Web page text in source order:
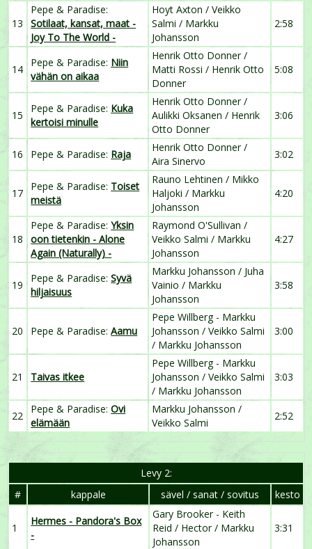
13
Pepe & Paradise:
Sotilaat, kansat, maat -
Joy To The World -
Hoyt Axton / Veikko
Salmi / Markku
Johansson
2:58
14
Pepe & Paradise: Niin
vähän on aikaa
Henrik Otto Donner /
Matti Rossi / Henrik Otto
Donner
5:08
15
Pepe & Paradise: Kuka
kertoisi minulle
Henrik Otto Donner /
Aulikki Oksanen / Henrik
Otto Donner
3:06
16 Pepe & Paradise: Raja
Henrik Otto Donner /
Aira Sinervo
3:02
17
Pepe & Paradise: Toiset
meistä
Rauno Lehtinen / Mikko
Haljoki / Markku
Johansson
4:20
18
Pepe & Paradise:Yksin
oon tietenkin - Alone
Again (Naturally) -
Raymond O'Sullivan /
Veikko Salmi / Markku
Johansson
4:27
19
Pepe & Paradise:Syvä
hiljaisuus
Markku Johansson / Juha
Vainio / Markku
Johansson
3:58
20 Pepe & Paradise:Aamu
Pepe Willberg - Markku
Johansson / Veikko Salmi
/ Markku Johansson
3:00
21 Taivas itkee
Pepe Willberg - Markku
Johansson / Veikko Salmi
/ Markku Johansson
3:03
22
Pepe & Paradise:Ovi
elämään
Markku Johansson /
Veikko Salmi
2:52
Levy 2:
#
kappale sävel / sanat / sovitus kesto
1
Hermes - Pandora's Box
-
Gary Brooker - Keith
Reid / Hector / Markku
Johansson
3:31